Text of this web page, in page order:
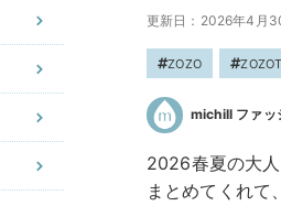
更新日：2026年4月
ZOZO
michill ファッ
2026春夏の大
まとめてくれて